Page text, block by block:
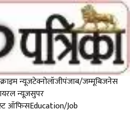
क्राइम न्यूजटेक्नोलॉजीपंजाब/जम्मूबिजनेस
न्यूज़सुपर
ऑफिसEducation/Job